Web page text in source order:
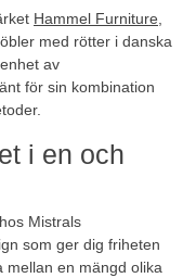
Hammel Furniture
med rötter i danska
av
för sin kombination
i en och
Mistrals
som ger dig friheten
mellan en mängd olika